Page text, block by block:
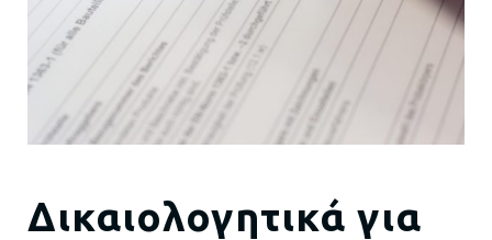
Δικαιολογητικά για